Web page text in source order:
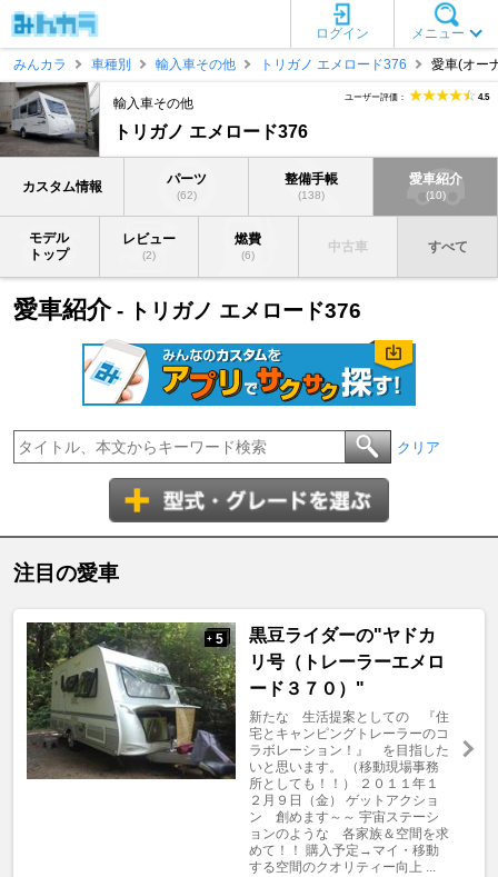
メニュー
ログイン
みんカラ
車種別 輸入車その他 トリガノ エメロード376 愛車(オー
輸入車その他
トリガノ エメロード376
ユーザー評価： 4.5
カスタム情報 パーツ
(62)
整備手帳
(138)
愛車紹介
(10)
モデル
トップ
レビュー
(2)
燃費
(6)
中古車 すべて
愛車紹介- トリガノ エメロード376
クリア
注目の愛車
+ 5
黒豆ライダーの"ヤドカ
リ号（トレーラーエメロ
ード３７０）"
新たな 生活提案としての 『住
宅とキャンピングトレーラーのコ
ラボレーション！』 を目指した
いと思います。 （移動現場事務
所としても！！） ２０１１年１
２月９日（金） ゲットアクショ
ン 創めます～～ 宇宙ステーシ
ョンのような 各家族＆空間を求
めて！！ 購入予定→マイ・移動
する空間のクオリティー向上 ...